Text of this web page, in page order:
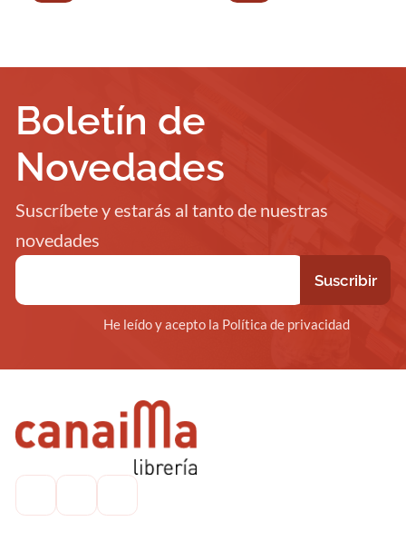
Boletín de
Novedades
Suscríbete y estarás al tanto de nuestras
novedades
He leído y acepto la Política de privacidad